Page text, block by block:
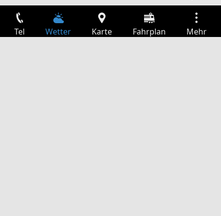
Tel Wetter Karte Fahrplan Mehr